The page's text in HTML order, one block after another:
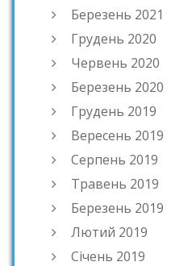
Березень 2021
Грудень 2020
Червень 2020
Березень 2020
Грудень 2019
Вересень 2019
Серпень 2019
Травень 2019
Березень 2019
Лютий 2019
Січень 2019